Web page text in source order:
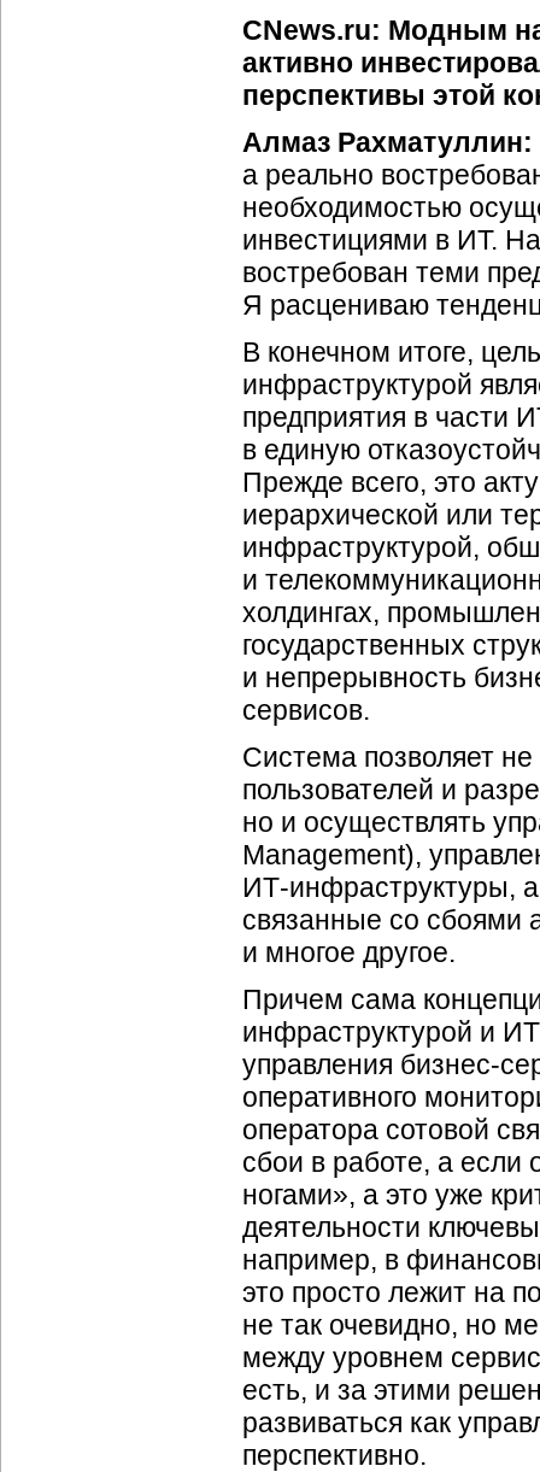
CNews.ru: Модным
активно
перспективы этой
Алмаз Рахматуллин:
а реально
необходимостью
инвестициями в ИТ.
востребован теми
Я расцениваю
В конечном итоге,
инфраструктурой
предприятия в части
в единую
Прежде всего, это
иерархической или
инфраструктурой,
и
холдингах,
государственных
и непрерывность
сервисов.
Система позволяет
пользователей и
но и осуществлять
Management),
ИТ-инфраструктуры,
связанные со сбоями
и многое другое.
Причем сама
инфраструктурой и
управления бизнес-
оперативного
оператора сотовой
сбои в работе, а если
ногами», а это уже
деятельности
например, в
это просто лежит на
не так очевидно, но
между уровнем
есть, и за этими
развиваться как
перспективно.